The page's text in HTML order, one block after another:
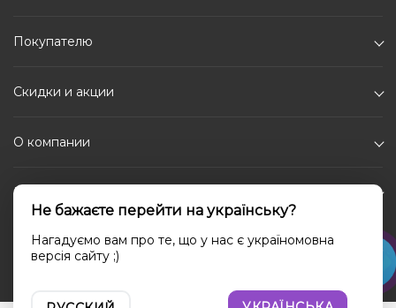
Покупателю
Скидки и акции
О компании
Каталог
Социальные сети
Не бажаєте перейти на українську?
Нагадуємо вам про те, що у нас є україномовна
версія сайту ;)